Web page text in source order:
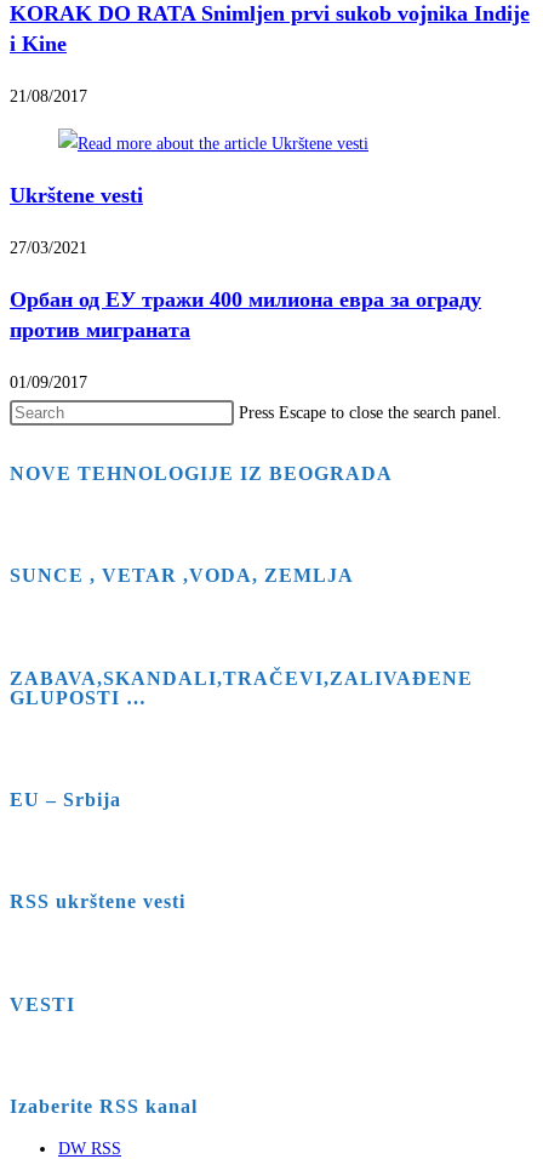
KORAK DO RATA Snimljen prvi sukob vojnika Indije
i Kine
21/08/2017
Ukrštene vesti
27/03/2021
Орбан од ЕУ тражи 400 милиона евра за ограду
против миграната
01/09/2017
Press Escape to close the search panel.
NOVE TEHNOLOGIJE IZ BEOGRADA
SUNCE , VETAR ,VODA, ZEMLJA
ZABAVA,SKANDALI,TRAČEVI,ZALIVAĐENE
GLUPOSTI …
EU – Srbija
RSS ukrštene vesti
VESTI
Izaberite RSS kanal
DW RSS